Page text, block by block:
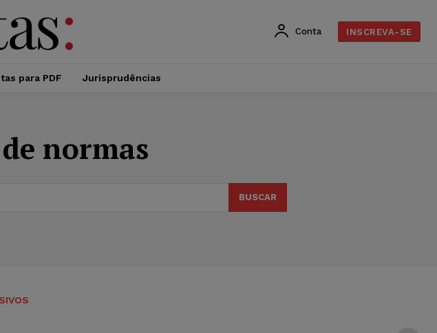
Conta INSCREVA-SE
para PDF Jurisprudências
normas
BUSCAR